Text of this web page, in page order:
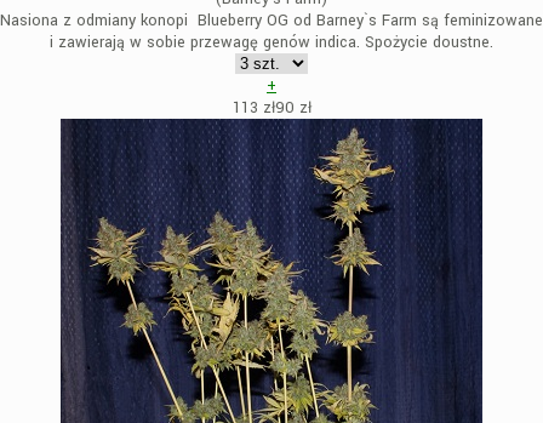
Nasiona z odmiany konopi Blueberry OG od Barney`s Farm są feminizowane
i zawierają w sobie przewagę genów indica. Spożycie doustne.
+
113 zł90 zł